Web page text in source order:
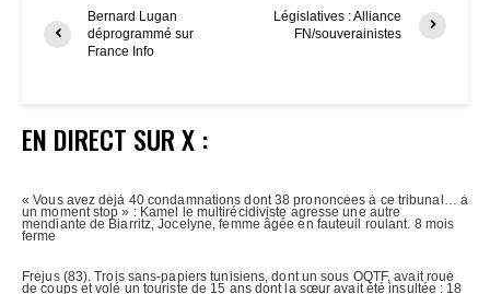
Bernard Lugan
déprogrammé sur
France Info
Législatives : Alliance
FN/souverainistes
EN DIRECT SUR X :